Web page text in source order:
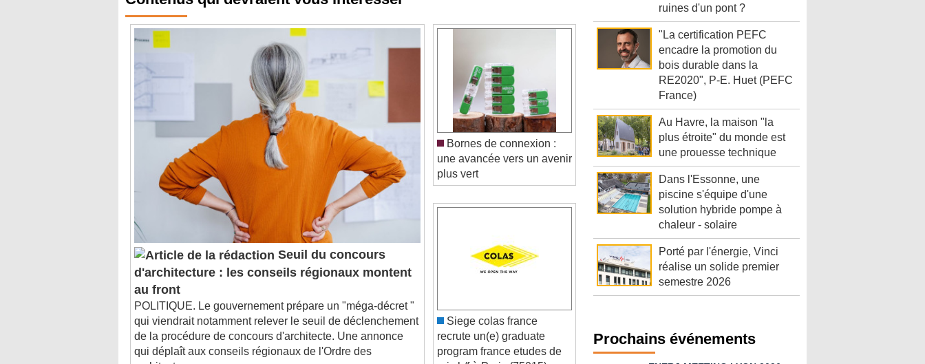
Seuil du concours
d'architecture : les conseils régionaux montent
au front
POLITIQUE. Le gouvernement prépare un "méga-décret "
qui viendrait notamment relever le seuil de déclenchement
de la procédure de concours d'architecte. Une annonce
qui déplaît aux conseils régionaux de l'Ordre des
architectes ...
Bornes de connexion :
une avancée vers un avenir
plus vert
recrute un(e) graduate
program france etudes de
prix h/f à Paris (75015)
ruines d'un pont ?
"La certification PEFC
encadre la promotion du
bois durable dans la
RE2020", P-E. Huet (PEFC
France)
Au Havre, la maison "la
plus étroite" du monde est
une prouesse technique
Dans l'Essonne, une
piscine s'équipe d'une
solution hybride pompe à
chaleur - solaire
Porté par l'énergie, Vinci
réalise un solide premier
semestre 2026
Prochains événements